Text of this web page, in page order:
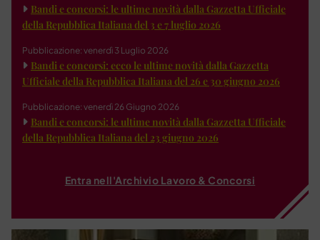
Bandi e concorsi: le ultime novità dalla Gazzetta Ufficiale
della Repubblica Italiana del 3 e 7 luglio 2026
Pubblicazione: venerdì 3 Luglio 2026
Bandi e concorsi: ecco le ultime novità dalla Gazzetta
Ufficiale della Repubblica Italiana del 26 e 30 giugno 2026
Pubblicazione: venerdì 26 Giugno 2026
Bandi e concorsi: le ultime novità dalla Gazzetta Ufficiale
della Repubblica Italiana del 23 giugno 2026
Entra nell'Archivio Lavoro & Concorsi